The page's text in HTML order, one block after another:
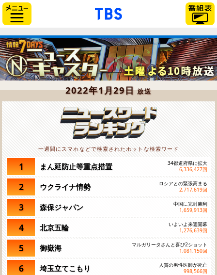
「TBSテレビ」トップペー
2022年1月29日放送
一週間にスマホなどで検索されたホットな検索ワード
1 まん延防止等重点措置
34都道府県に拡大
6,336,427回
2 ウクライナ情勢
ロシアとの緊張高まる
2,717,619回
3 森保ジャパン
中国に完封勝利
1,659,913回
4 北京五輪
いよいよ来週開幕
1,276,639回
5 御嶽海
マルガリータさんと喜び2ショット
1,081,150回
6 埼玉立てこもり
人質の男性医師が死亡
998,566回